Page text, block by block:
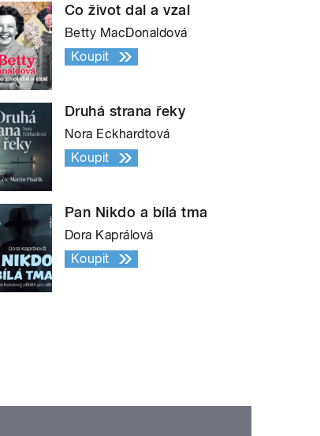
Co život dal a vzal
Betty MacDonaldová
Koupit
Druhá strana řeky
Nora Eckhardtová
Koupit
Pan Nikdo a bílá tma
Dora Kaprálová
Koupit